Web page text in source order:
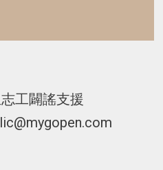
工闢謠支援